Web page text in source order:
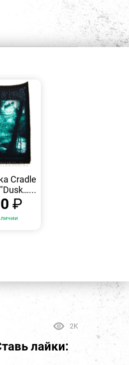
ПРОСМОТР
Cradle
₽
2K
лайки: